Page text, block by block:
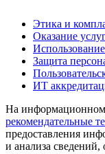
Этика и
Оказание
Защита
ИТ
На информационном
рекомендательные
предоставления
и анализа